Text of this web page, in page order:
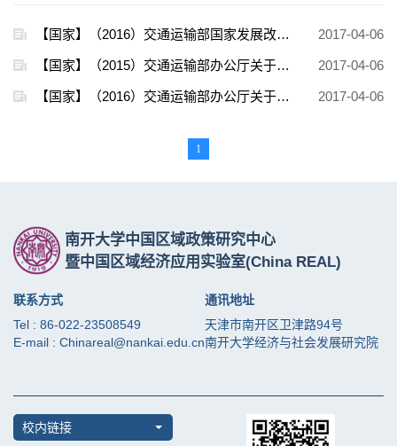
【国家】（2016）交通运输部国家发展改革委公安部财政部国土资源部住房和城乡建设部农业部商务部供销合作总社国家邮政局国务院扶贫办关于稳步推进城乡交通运输一体化提升公共服务水平的指导意见 2017-04-06
【国家】（2015）交通运输部办公厅关于做好2015年度城乡道路客运成品油价格补助申报工作的通知 2017-04-06
【国家】（2016）交通运输部办公厅关于开展城乡交通运输一体化建设工程有关事项的通知 2017-04-06
1
南开大学中国区域政策研究中心
暨中国区域经济应用实验室(China REAL)
联系方式
Tel : 86-022-23508549
E-mail : Chinareal@nankai.edu.cn
通讯地址
天津市南开区卫津路94号
南开大学经济与社会发展研究院
校内链接